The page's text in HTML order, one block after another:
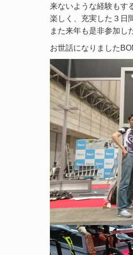
来ないような経験もす
楽しく、充実した３日
また来年も是非参加し
お世話になりました